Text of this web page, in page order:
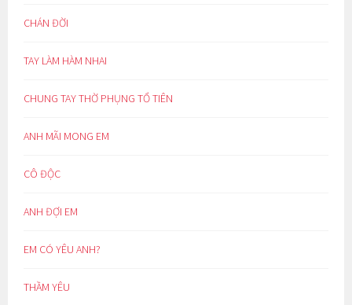
CHÁN ĐỜI
TAY LÀM HÀM NHAI
CHUNG TAY THỜ PHỤNG TỔ TIÊN
ANH MÃI MONG EM
CÔ ĐỘC
ANH ĐỢI EM
EM CÓ YÊU ANH?
THẦM YÊU